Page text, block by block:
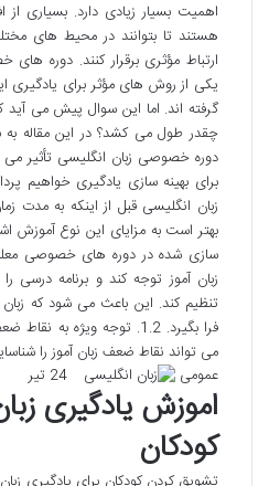
اهمیت بسیار زیادی دارد. بسیاری از
هستند تا بتوانند در محیط های
ارتباط مؤثری برقرار کنند. دوره
یکی از روش های مؤثر برای یادگیری
گرفته اند. اما این سوال پیش می
چقدر طول می کشد؟ در این مقاله به
دوره خصوصی زبان انگلیسی تأثیر
زبان انگلیسی قبل از اینکه به مدت
سازی شده در دوره های خصوصی
زبان آموز توجه کند و برنامه درسی
تنظیم کند. این باعث می شود که
فرا بگیرد. 1.2. توجه ویژه
می تواند نقاط ضعف زبان آموز را
عمومی
24 تیر
اموزش یادگیری
کودکان